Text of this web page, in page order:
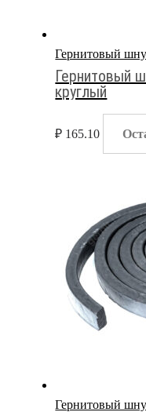
Гернитовый
Гернитовый
круглый
₽ 165.10
Гернитовый